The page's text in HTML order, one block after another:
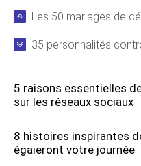
Les 50 mariages de
35 personnalités
5 raisons essentielles
sur les réseaux sociaux
8 histoires inspirantes
égaieront votre journée